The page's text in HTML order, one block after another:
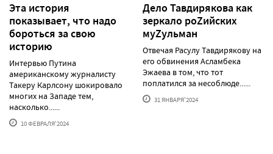
Эта история
показывает, что надо
бороться за свою
историю
Интервью Путина
американскому журналисту
Такеру Карлсону шокировало
многих на Западе тем,
насколько......
10 ФЕВРАЛЯ'2024
Дело Тавдирякова как
зеркало роZийских
муZульман
Отвечая Расулу Тавдирякову на
его обвинения Асламбека
Эжаева в том, что тот
поплатился за несоблюде......
31 ЯНВАРЯ'2024